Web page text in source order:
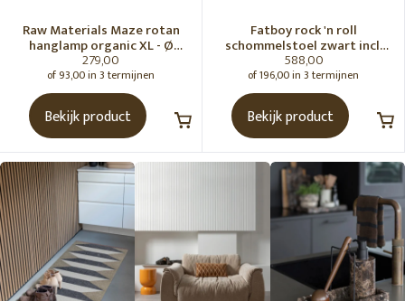
Raw Materials Maze rotan
hanglamp organic XL - Ø
75x31 cm
279,00
of 93,00 in 3 termijnen
Bekijk product
Fatboy rock 'n roll
schommelstoel zwart incl.
original Outdoor zitzak
Stripe Cacao
588,00
of 196,00 in 3 termijnen
Bekijk product